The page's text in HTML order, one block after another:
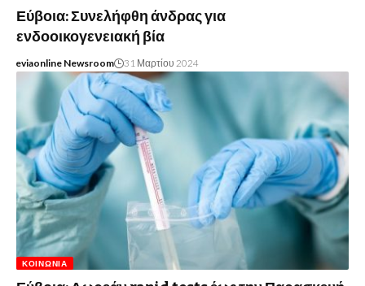
Εύβοια: Συνελήφθη άνδρας για
ενδοοικογενειακή βία
eviaonline Newsroom 31 Μαρτίου 2024
ΚΟΙΝΩΝΊΑ